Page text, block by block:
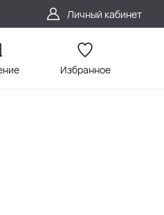
Личный кабинет
Избранное